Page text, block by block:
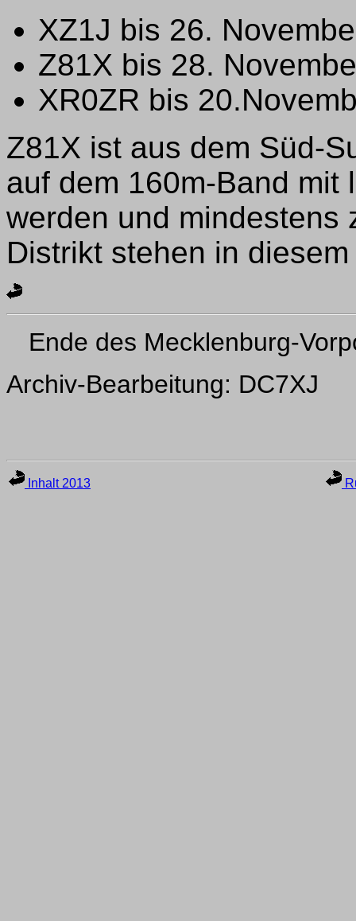
XZ1J bis 26.
Z81X bis 28.
XR0ZR bis
Z81X ist aus dem Süd-
auf dem 160m-Band mit
werden und mindestens
Distrikt stehen in
Ende des Mecklenburg-
Archiv-Bearbeitung: DC7XJ
Inhalt 2013